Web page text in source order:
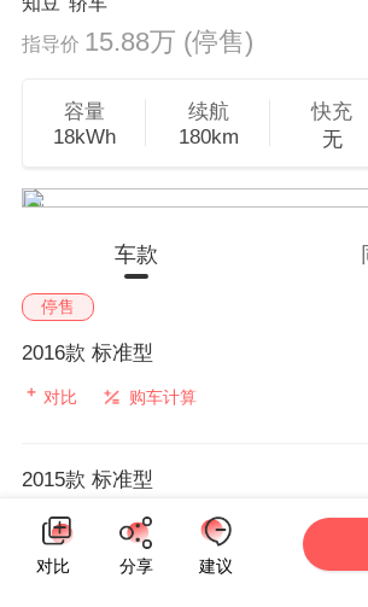
指导价 15.88万 (停售)
容量
18kWh
续航
180km
快充
无
车款
停售
2016款 标准型
对比 购车计算
2015款 标准型
对比 购车计算
对比 分享 建议